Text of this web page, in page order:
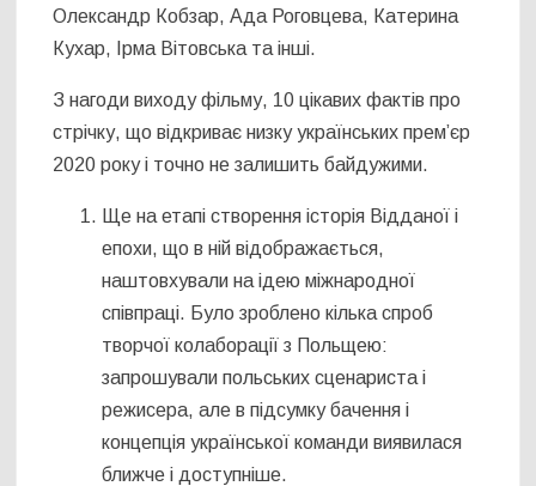
Олександр Кобзар, Ада Роговцева, Катерина
Кухар, Ірма Вітовська та інші.
З нагоди виходу фільму, 10 цікавих фактів про
стрічку, що відкриває низку українських прем’єр
2020 року і точно не залишить байдужими.
Ще на етапі створення історія Відданої і
епохи, що в ній відображається,
наштовхували на ідею міжнародної
співпраці. Було зроблено кілька спроб
творчої колаборації з Польщею:
запрошували польських сценариста і
режисера, але в підсумку бачення і
концепція української команди виявилася
ближче і доступніше.